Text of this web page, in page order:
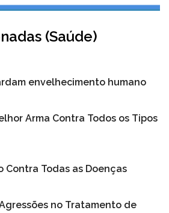
(Saúde)
envelhecimento humano
Arma Contra Todos os Tipos
Contra Todas as Doenças
no Tratamento de